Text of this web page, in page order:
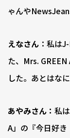
ゃんや
えなさん ：私は
た、Mrs.
した。あとはな
あやみさん： 私
A」の『今日好